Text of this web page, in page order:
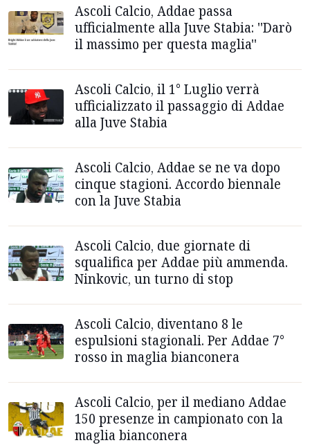
Ascoli Calcio, Addae passa
ufficialmente alla Juve Stabia: ''Darò
il massimo per questa maglia''
Ascoli Calcio, il 1° Luglio verrà
ufficializzato il passaggio di Addae
alla Juve Stabia
Ascoli Calcio, Addae se ne va dopo
cinque stagioni. Accordo biennale
con la Juve Stabia
Ascoli Calcio, due giornate di
squalifica per Addae più ammenda.
Ninkovic, un turno di stop
Ascoli Calcio, diventano 8 le
espulsioni stagionali. Per Addae 7°
rosso in maglia bianconera
Ascoli Calcio, per il mediano Addae
150 presenze in campionato con la
maglia bianconera